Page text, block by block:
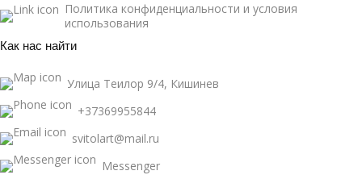
Политика конфиденциальности и условия
использования
Как нас найти
Улица Теилор 9/4, Кишинев
+37369955844
svitolart@mail.ru
Messenger